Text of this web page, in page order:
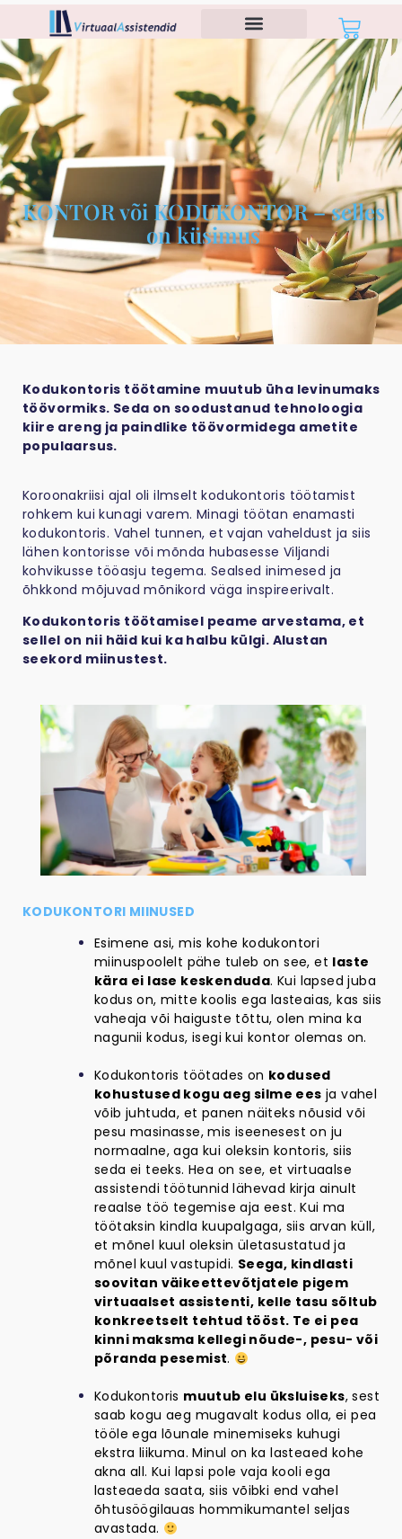
KONTOR või KODUKONTOR – selles
on küsimus
Kodukontoris töötamine muutub üha levinumaks
töövormiks. Seda on soodustanud tehnoloogia
kiire areng ja paindlike töövormidega ametite
populaarsus.
Koroonakriisi ajal oli ilmselt kodukontoris töötamist
rohkem kui kunagi varem. Minagi töötan enamasti
kodukontoris. Vahel tunnen, et vajan vaheldust ja siis
lähen kontorisse või mõnda hubasesse Viljandi
kohvikusse tööasju tegema. Sealsed inimesed ja
õhkkond mõjuvad mõnikord väga inspireerivalt.
Kodukontoris töötamisel peame arvestama, et
sellel on nii häid kui ka halbu külgi. Alustan
seekord miinustest.
KODUKONTORI MIINUSED
Esimene asi, mis kohe kodukontori
miinuspoolelt pähe tuleb on see, et laste
kära ei lase keskenduda. Kui lapsed juba
kodus on, mitte koolis ega lasteaias, kas siis
vaheaja või haiguste tõttu, olen mina ka
nagunii kodus, isegi kui kontor olemas on.
Kodukontoris töötades on kodused
kohustused kogu aeg silme ees ja vahel
võib juhtuda, et panen näiteks nõusid või
pesu masinasse, mis iseenesest on ju
normaalne, aga kui oleksin kontoris, siis
seda ei teeks. Hea on see, et virtuaalse
assistendi töötunnid lähevad kirja ainult
reaalse töö tegemise aja eest. Kui ma
töötaksin kindla kuupalgaga, siis arvan küll,
et mõnel kuul oleksin ületasustatud ja
mõnel kuul vastupidi. Seega, kindlasti
soovitan väikeettevõtjatele pigem
virtuaalset assistenti, kelle tasu sõltub
konkreetselt tehtud tööst. Te ei pea
kinni maksma kellegi nõude-, pesu- või
põranda pesemist.
Kodukontoris muutub elu üksluiseks, sest
saab kogu aeg mugavalt kodus olla, ei pea
tööle ega lõunale minemiseks kuhugi
ekstra liikuma. Minul on ka lasteaed kohe
akna all. Kui lapsi pole vaja kooli ega
lasteaeda saata, siis võibki end vahel
õhtusöögilauas hommikumantel seljas
avastada.